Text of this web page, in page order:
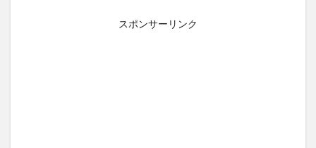
スポンサーリンク